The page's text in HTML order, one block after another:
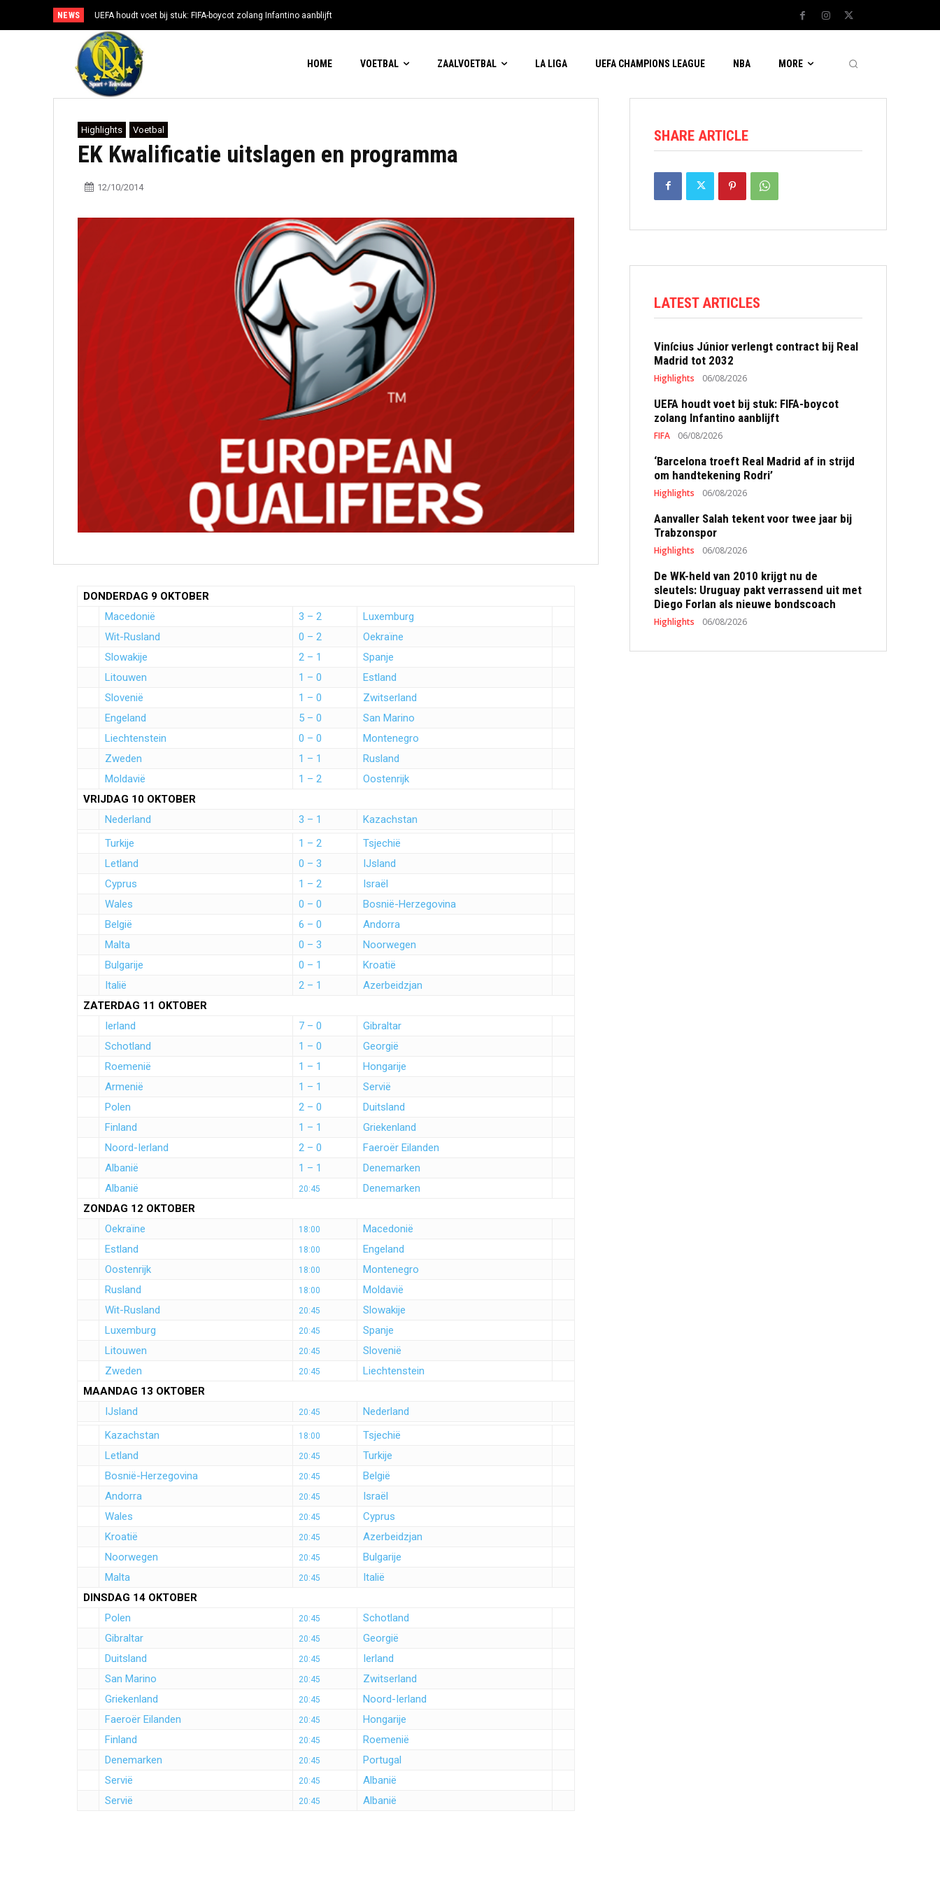
NEWS UEFA houdt voet bij stuk: FIFA-boycot zolang Infantino aanblijft
HOME VOETBAL ZAALVOETBAL LA LIGA UEFA CHAMPIONS LEAGUE NBA MORE
Highlights Voetbal
EK Kwalificatie uitslagen en programma
12/10/2014
DONDERDAG 9 OKTOBER
Macedonië
3 – 2
Luxemburg
Wit-Rusland
0 – 2
Oekraïne
Slowakije
2 – 1
Spanje
Litouwen
1 – 0
Estland
Slovenië
1 – 0
Zwitserland
Engeland
5 – 0
San Marino
Liechtenstein
0 – 0
Montenegro
Zweden
1 – 1
Rusland
Moldavië
1 – 2
Oostenrijk
VRIJDAG 10 OKTOBER
Nederland
3 – 1
Kazachstan
Turkije
1 – 2
Tsjechië
Letland
0 – 3
IJsland
Cyprus
1 – 2
Israël
Wales
0 – 0
Bosnië-Herzegovina
België
6 – 0
Andorra
Malta
0 – 3
Noorwegen
Bulgarije
0 – 1
Kroatië
Italië
2 – 1
Azerbeidzjan
ZATERDAG 11 OKTOBER
Ierland
7 – 0
Gibraltar
Schotland
1 – 0
Georgië
Roemenië
1 – 1
Hongarije
Armenië
1 – 1
Servië
Polen
2 – 0
Duitsland
Finland
1 – 1
Griekenland
Noord-Ierland
2 – 0
Faeroër Eilanden
Albanië
1 – 1
Denemarken
Albanië
20:45
Denemarken
ZONDAG 12 OKTOBER
Oekraïne
18:00
Macedonië
Estland
18:00
Engeland
Oostenrijk
18:00
Montenegro
Rusland
18:00
Moldavië
Wit-Rusland
20:45
Slowakije
Luxemburg
20:45
Spanje
Litouwen
20:45
Slovenië
Zweden
20:45
Liechtenstein
MAANDAG 13 OKTOBER
IJsland
20:45
Nederland
Kazachstan
18:00
Tsjechië
Letland
20:45
Turkije
Bosnië-Herzegovina
20:45
België
Andorra
20:45
Israël
Wales
20:45
Cyprus
Kroatië
20:45
Azerbeidzjan
Noorwegen
20:45
Bulgarije
Malta
20:45
Italië
DINSDAG 14 OKTOBER
Polen
20:45
Schotland
Gibraltar
20:45
Georgië
Duitsland
20:45
Ierland
San Marino
20:45
Zwitserland
Griekenland
20:45
Noord-Ierland
Faeroër Eilanden
20:45
Hongarije
Finland
20:45
Roemenië
Denemarken
20:45
Portugal
Servië
20:45
Albanië
Servië
20:45 Albanië
SHARE ARTICLE
LATEST ARTICLES
Vinícius Júnior verlengt contract bij Real
Madrid tot 2032
Highlights 06/08/2026
UEFA houdt voet bij stuk: FIFA-boycot
zolang Infantino aanblijft
FIFA 06/08/2026
‘Barcelona troeft Real Madrid af in strijd
om handtekening Rodri’
Highlights 06/08/2026
Aanvaller Salah tekent voor twee jaar bij
Trabzonspor
Highlights 06/08/2026
De WK-held van 2010 krijgt nu de
sleutels: Uruguay pakt verrassend uit met
Diego Forlan als nieuwe bondscoach
Highlights 06/08/2026